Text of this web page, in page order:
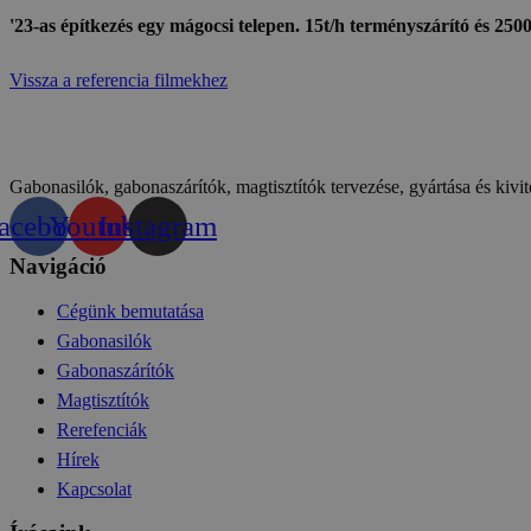
'23-as építkezés egy mágocsi telepen. 15t/h terményszárító és
Vissza a referencia filmekhez
Gabonasilók, gabonaszárítók, magtisztítók tervezése, gyártása és
YoutubeInstagram
Navigáció
Cégünk bemutatása
Gabonasilók
Gabonaszárítók
Magtisztítók
Rerefenciák
Hírek
Kapcsolat